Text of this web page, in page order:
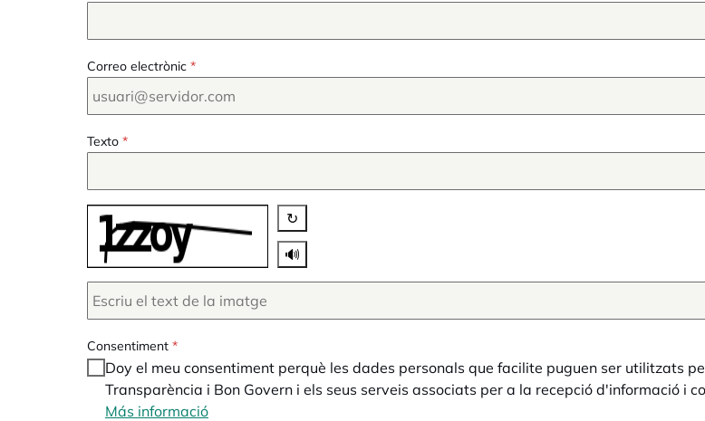
Correo electrònic *
Texto *
↻
🔊
Consentiment *
Doy el meu consentiment perquè les dades personals que facilite puguen ser utilitzats
Transparència i Bon Govern i els seus serveis associats per a la recepció d'informació i
Más informacióopens in a new tab